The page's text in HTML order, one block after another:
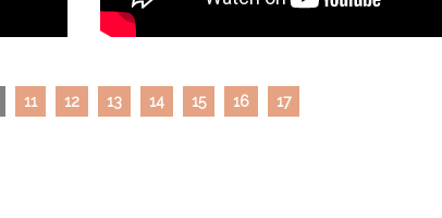
11 12 13 14 15 16 17